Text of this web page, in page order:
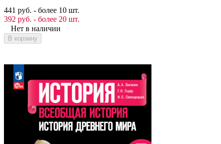
441 руб. - более 10 шт.
392 руб. - более 20 шт.
Нет в наличии
В корзину